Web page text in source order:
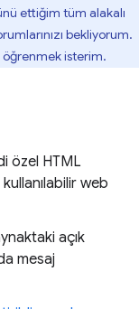
ettiğim tüm alakalı
bekliyorum.
öğrenmek isterim.
özel HTML
web
açık
mesaj